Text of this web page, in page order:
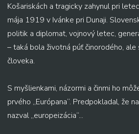
Košariskách a tragicky zahynul pri
mája 1919 v Ivánke pri Dunaji.
politik a diplomat, vojnový letec,
– taká bola životná púť činorodého,
človeka.
S myšlienkami, názormi a činmi ho
prvého „Európana“. Predpokladal, že
nazval „europeizácia“...